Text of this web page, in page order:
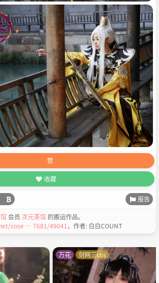
赞
收藏
报告
会员 次元茶馆 的搬运作品。
cose … 7681/49041 ，作者: 白白COUNT
万花 剑网三cos